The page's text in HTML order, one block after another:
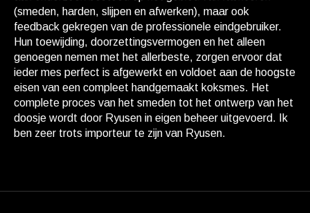
(smeden, harden, slijpen en afwerken), maar ook
feedback gekregen van de professionele eindgebruiker.
Hun toewijding, doorzettingsvermogen en het alleen
genoegen nemen met het allerbeste, zorgen ervoor dat
ieder mes perfect is afgewerkt en voldoet aan de hoogste
eisen van een compleet handgemaakt koksmes. Het
complete proces van het smeden tot het ontwerp van het
doosje wordt door Ryusen in eigen beheer uitgevoerd. Ik
ben zeer trots importeur te zijn van Ryusen.